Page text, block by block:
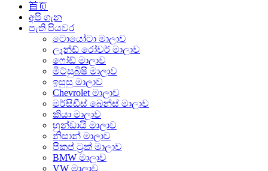
首页
අපි ගැන
පැති පියවර
ටොයෝටා මාලාව
ලෑන්ඩ් රෝවර් මාලාව
ෆෝඩ් මාලාව
මිට්සුබිෂි මාලාව
ඉසුසු මාලාව
Chevrolet මාලාව
මර්සිඩීස් බෙන්ස් මාලාව
කියා මාලාව
හුන්ඩායි මාලාව
නිසාන් මාලාව
පිකප් ට්‍රක් මාලාව
BMW මාලාව
VW මාලාව